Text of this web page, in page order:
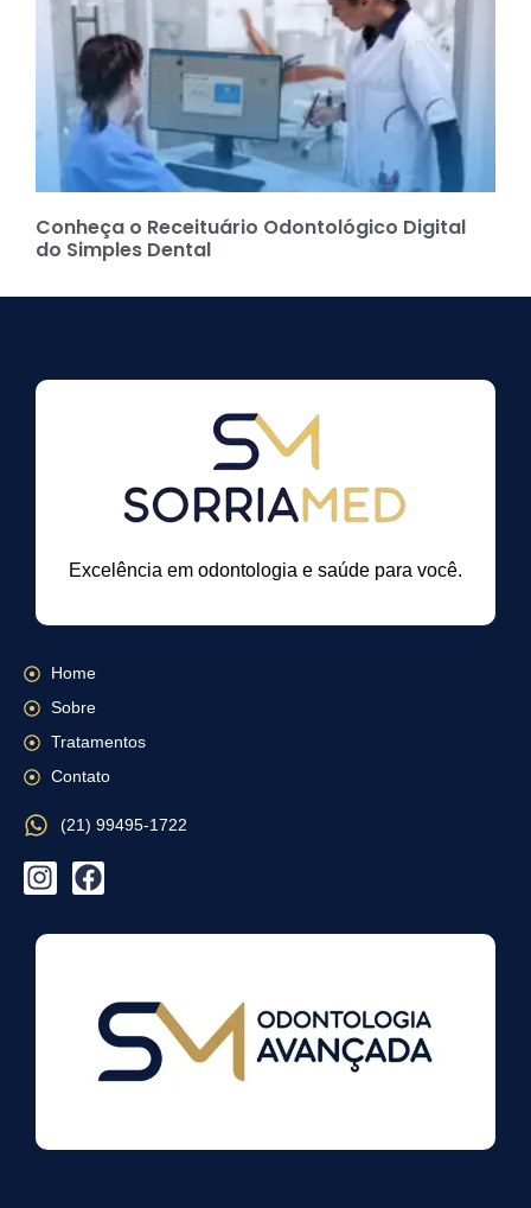
Conheça o Receituário Odontológico Digital
do Simples Dental
Excelência em odontologia e saúde para você.
Home
Sobre
Tratamentos
Contato
(21) 99495-1722